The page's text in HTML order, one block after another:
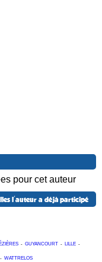
pour cet auteur
l'auteur a déjà participé
- GUYANCOURT - LILLE -
- WATTRELOS